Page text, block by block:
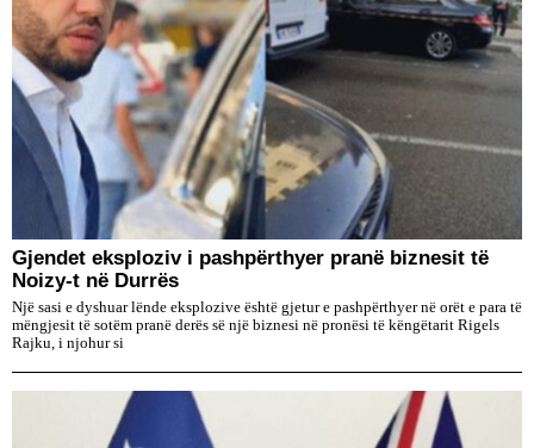
Gjendet eksploziv i pashpërthyer pranë biznesit të
Noizy-t në Durrës
Një sasi e dyshuar lënde eksplozive është gjetur e pashpërthyer në orët e para të
mëngjesit të sotëm pranë derës së një biznesi në pronësi të këngëtarit Rigels
Rajku, i njohur si